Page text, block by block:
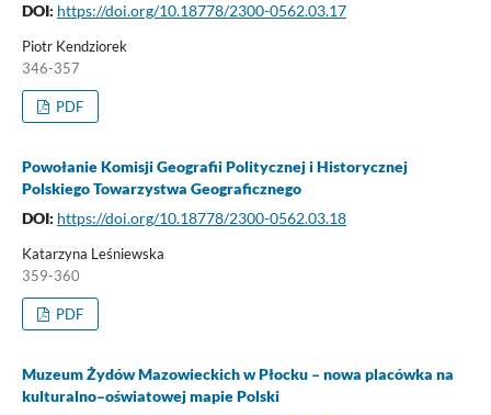
DOI: https://doi.org/10.18778/2300-0562.03.17
Piotr Kendziorek
346-357
PDF
Powołanie Komisji Geografii Politycznej i Historycznej
Polskiego Towarzystwa Geograficznego
DOI: https://doi.org/10.18778/2300-0562.03.18
Katarzyna Leśniewska
359-360
PDF
Muzeum Żydów Mazowieckich w Płocku – nowa placówka na
kulturalno–oświatowej mapie Polski